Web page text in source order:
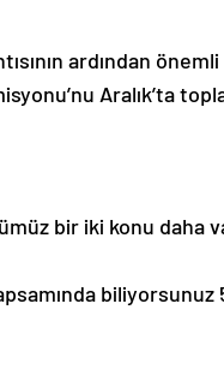
ardından önemli
Aralık’ta
bir iki konu daha
biliyorsunuz